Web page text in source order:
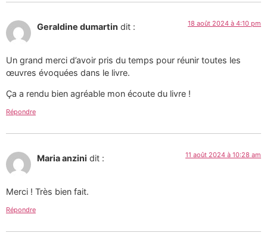
Geraldine dumartin dit : 18 août 2024 à 4:10 pm
Un grand merci d’avoir pris du temps pour réunir toutes les
œuvres évoquées dans le livre.
Ça a rendu bien agréable mon écoute du livre !
Répondre
Maria anzini dit : 11 août 2024 à 10:28 am
Merci ! Très bien fait.
Répondre